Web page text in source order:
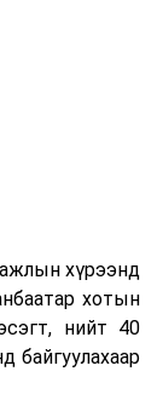
хүрээнд
хотын
нийт 40
байгуулахаар